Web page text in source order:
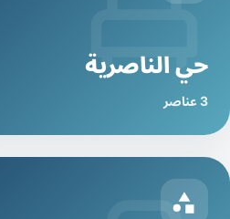
حي الناصرية
3 عناصر